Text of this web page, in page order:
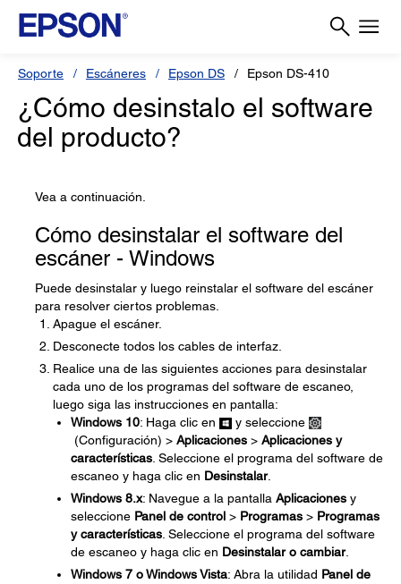
Soporte Escáneres Epson DS Epson DS-410
¿Cómo desinstalo el software
del producto?
Vea a continuación.
Cómo desinstalar el software del
escáner - Windows
Puede desinstalar y luego reinstalar el software del escáner
para resolver ciertos problemas.
Apague el escáner.
Desconecte todos los cables de interfaz.
Realice una de las siguientes acciones para desinstalar
cada uno de los programas del software de escaneo,
luego siga las instrucciones en pantalla:
Windows 10: Haga clic en
y seleccione
(Configuración) > Aplicaciones > Aplicaciones y
características . Seleccione el programa del software de
escaneo y haga clic en Desinstalar.
Windows 8.x: Navegue a la pantalla Aplicaciones y
seleccione Panel de control > Programas > Programas
y características . Seleccione el programa del software
de escaneo y haga clic en Desinstalar o cambiar.
Windows 7 o Windows Vista: Abra la utilidad Panel de